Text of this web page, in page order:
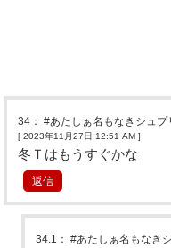
34 ：#あたしぁ名もなきシュプ
[ 2023年11月27日 12:51 AM ]
冬Ｔはもうすぐかな
返信
34.1 ：#あたしぁ名もなき